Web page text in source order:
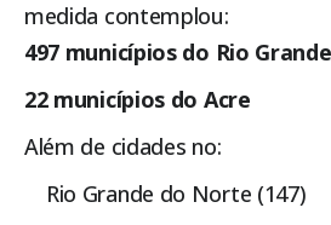
medida contemplou:
497 municípios do Rio
22 municípios do Acre
Além de cidades no:
Rio Grande do Norte (147)